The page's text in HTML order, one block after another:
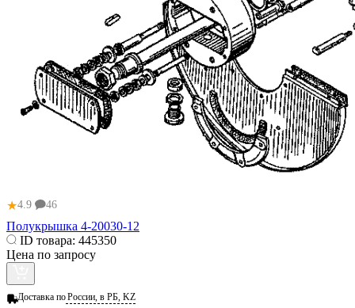
★4.9 46
Полукрышка 4-20030-12
ID товара: 445350
Цена по запросу
Доставка поРоссии, в РБ, KZ